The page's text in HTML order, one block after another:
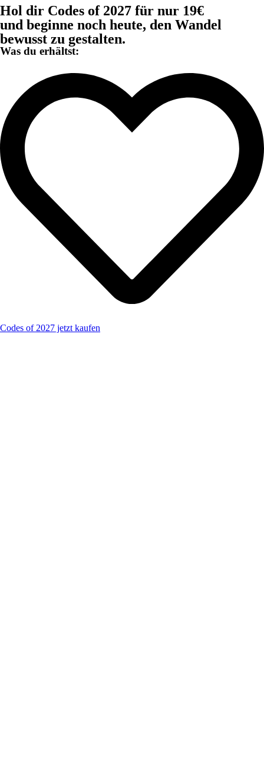
Hol dir Codes of 2027 für nur 19€
und beginne noch heute, den Wandel
bewusst zu gestalten.
Was du erhältst:
Codes of 2027 jetzt kaufen